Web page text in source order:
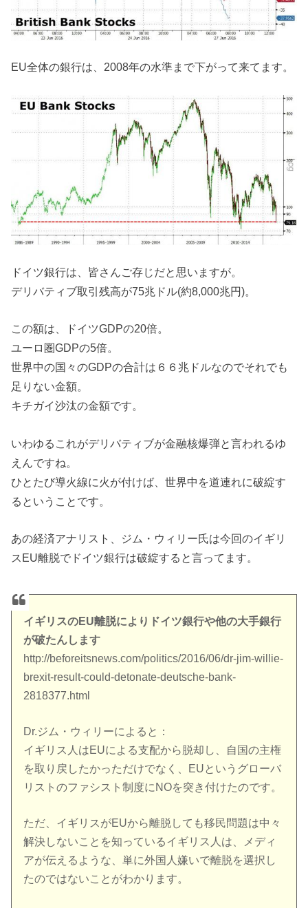
EU全体の銀行は、2008年の水準まで下がって来てます。
ドイツ銀行は、皆さんご存じだと思いますが。
デリバティブ取引残高が75兆ドル(約8,000兆円)。
この額は、ドイツGDPの20倍。
ユーロ圏GDPの5倍。
世界中の国々のGDPの合計は６６兆ドルなのでそれでも
足りない金額。
キチガイ沙汰の金額です。
いわゆるこれがデリバティブが金融核爆弾と言われるゆ
えんですね。
ひとたび導火線に火が付けば、世界中を道連れに破綻す
るということです。
あの経済アナリスト、ジム・ウィリー氏は今回のイギリ
スEU離脱でドイツ銀行は破綻すると言ってます。
イギリスのEU離脱によりドイツ銀行や他の大手銀行
が破たんします
http://beforeitsnews.com/politics/2016/06/dr-jim-willie-
brexit-result-could-detonate-deutsche-bank-
2818377.html
Dr.ジム・ウィリーによると：
イギリス人はEUによる支配から脱却し、自国の主権
を取り戻したかっただけでなく、EUというグローバ
リストのファシスト制度にNOを突き付けたのです。
ただ、イギリスがEUから離脱しても移民問題は中々
解決しないことを知っているイギリス人は、メディ
アが伝えるような、単に外国人嫌いで離脱を選択し
たのではないことがわかります。